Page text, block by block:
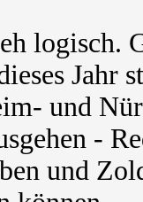
logisch.
Jahr
und
-
und